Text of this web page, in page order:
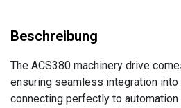
The ACS380 machinery drive
ensuring seamless integration into
connecting perfectly to